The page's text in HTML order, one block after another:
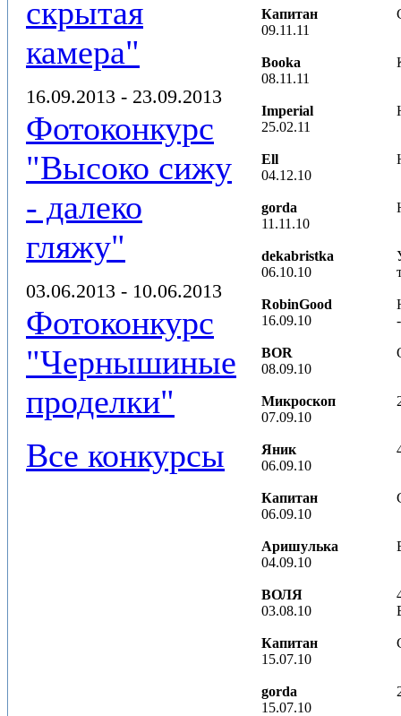
скрытая
камера"
16.09.2013 - 23.09.2013
Фотоконкурс
"Высоко сижу
- далеко
гляжу"
03.06.2013 - 10.06.2013
Фотоконкурс
"Чернышиные
проделки"
Все конкурсы
Капитан
09.11.11
Booka
08.11.11
Imperial
25.02.11
Ell
04.12.10
gorda
11.11.10
dekabristka
06.10.10
RobinGood
16.09.10
BOR
08.09.10
Микроскоп
07.09.10
Яник
06.09.10
Капитан
06.09.10
Аришулька
04.09.10
ВОЛЯ
03.08.10
Капитан
15.07.10
gorda
15.07.10